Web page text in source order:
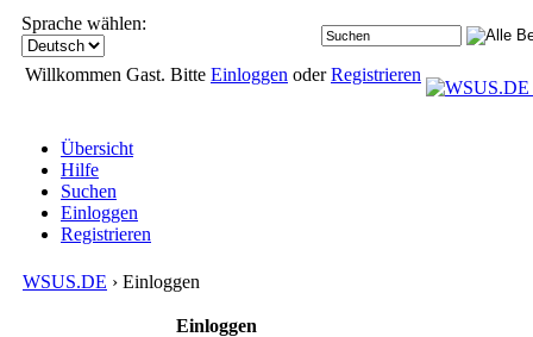
Sprache wählen:
Willkommen Gast. Bitte Einloggen oderRegistrieren
Übersicht
Hilfe
Suchen
Einloggen
Registrieren
WSUS.DE › Einloggen
Einloggen